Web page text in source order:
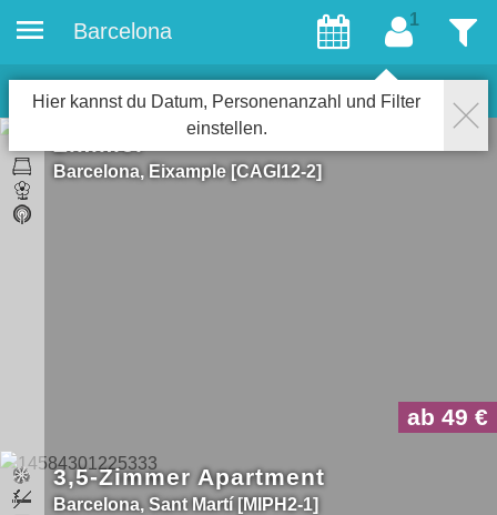
Barcelona
Gäste
Filter
Hier kannst du Datum, Personenanzahl und Filter
einstellen.
Schließen
14Objekte für Gays
Barcelona Eixample CAGI12-2
ab 49
3,5-Zimmer Apartment
Barcelona Sant Martí MIPH2-1